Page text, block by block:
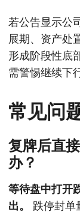
若公告显示公
展期、资产处
形成阶段性底
需警惕继续下
常见问
复牌后直
办？
等待盘中打开
出。
跌停封单